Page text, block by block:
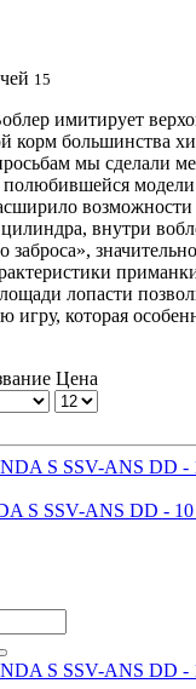
15
имитирует
корм большинства
мы сделали
полюбившейся
внутри
лопасти
игру, которая
Цена
S SSV-ANS DD - 10